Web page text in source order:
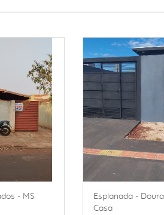
- MS
Esplanada -
Casa